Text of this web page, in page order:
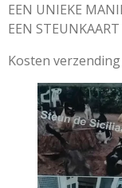
EEN UNIEKE
EEN
Kosten